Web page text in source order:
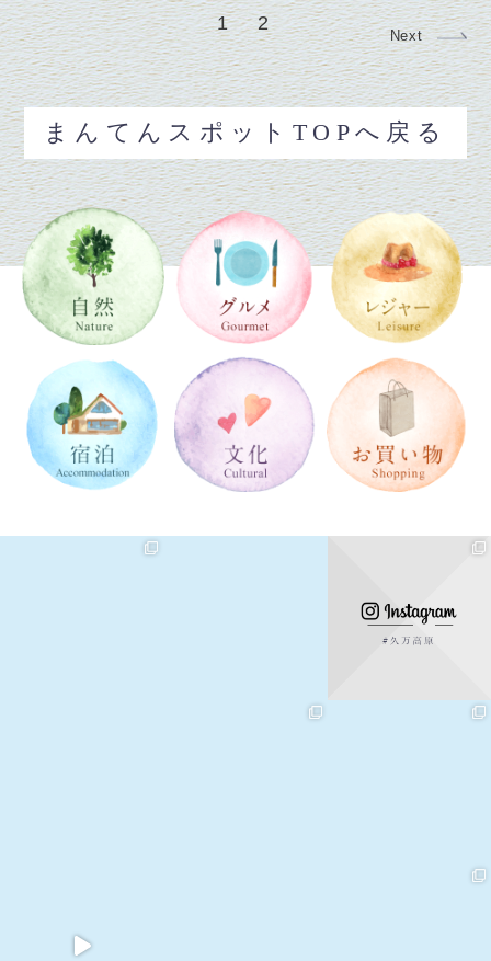
1 2
Next
まんてんスポットTOPへ戻る